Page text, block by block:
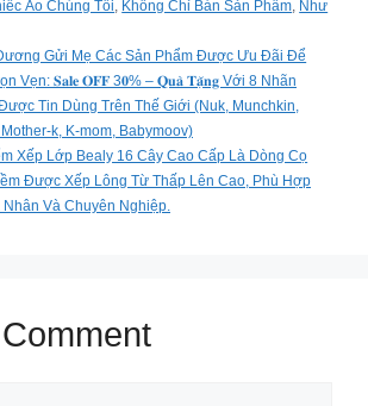
Áo Chúng Tôi, Không Chỉ Bán Sản Phẩm, Như
Gửi Mẹ Các Sản Phẩm Được Ưu Đãi Để
Vẹn: 𝐒𝐚𝐥𝐞 𝐎𝐅𝐅 3𝟎% – 𝐐𝐮𝐚̀ 𝐓𝐚̣̆𝐧𝐠 Với 8 Nhãn
Tin Dùng Trên Thế Giới (Nuk, Munchkin,
k, K-mom, Babymoov)
Xếp Lớp Bealy 16 Cây Cao Cấp Là Dòng Cọ
Được Xếp Lông Từ Thấp Lên Cao, Phù Hợp
Và Chuyên Nghiệp.